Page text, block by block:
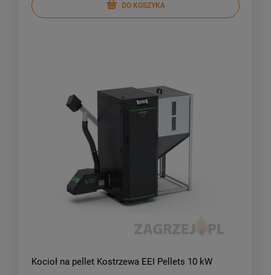
DO KOSZYKA
Kocioł na pellet Kostrzewa EEI Pellets 10 kW